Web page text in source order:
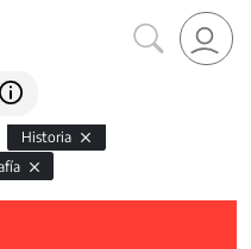
Historia